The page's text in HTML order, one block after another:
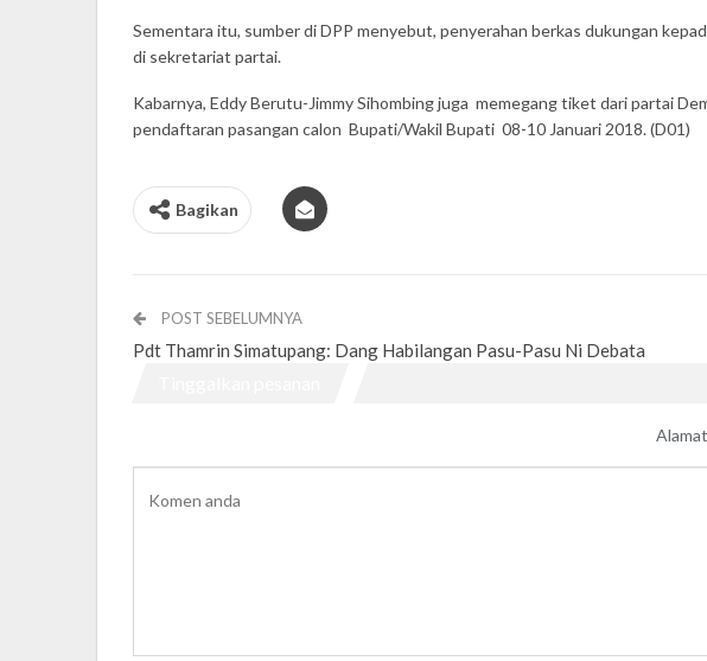
Sementara itu, sumber di DPP menyebut, penyerahan berkas dukungan
di sekretariat partai.
Kabarnya, Eddy Berutu-Jimmy Sihombing juga memegang tiket dari partai
pendaftaran pasangan calon Bupati/Wakil Bupati 08-10 Januari 2018. (D01)
Bagikan
POST SEBELUMNYA
Pdt Thamrin Simatupang: Dang Habilangan Pasu-Pasu Ni Debata